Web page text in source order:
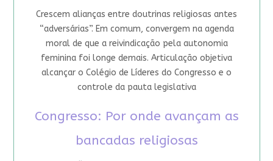
Crescem alianças entre doutrinas religiosas antes
“adversárias”. Em comum, convergem na agenda
moral de que a reivindicação pela autonomia
feminina foi longe demais. Articulação objetiva
alcançar o Colégio de Líderes do Congresso e o
controle da pauta legislativa
Congresso: Por onde avançam as
bancadas religiosas